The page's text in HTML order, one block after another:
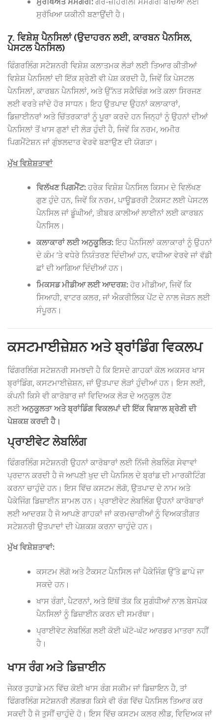
ਸੁਰੱਖਿਆ ਯਕੀਨੀ ਬਣਾਉਂਦੀ ਹੈ।
7. ਵਿਸ਼ੇਸ਼ ਪੈਨਸਿਲਾਂ (ਉਦਾਹਰਨ ਲਈ, ਕਾਰਬਨ ਪੈਨਸਿਲ,
ਪੇਸਟਲ ਪੈਨਸਿਲ)
ਫਿੰਗਰਲਿੰਗ ਸਟੇਸ਼ਨਰੀ ਵਿਸ਼ੇਸ਼ ਕਲਾਤਮਕ ਲੋੜਾਂ ਲਈ ਤਿਆਰ ਕੀਤੀਆਂ
ਵਿਸ਼ੇਸ਼ ਪੈਨਸਿਲਾਂ ਦੀ ਇੱਕ ਸ਼੍ਰੇਣੀ ਵੀ ਪੇਸ਼ ਕਰਦੀ ਹੈ, ਜਿਵੇਂ ਕਿ ਪੇਸਟਲ
ਪੈਨਸਿਲਾਂ, ਕਾਰਬਨ ਪੈਨਸਿਲਾਂ, ਅਤੇ ਉੱਨਤ ਸਕੈਚਿੰਗ ਅਤੇ ਕਲਾ ਸਿਰਜਣ
ਲਈ ਵਰਤੇ ਜਾਂਦੇ ਹੋਰ ਸਾਧਨ। ਇਹ ਉਤਪਾਦ ਉਹਨਾਂ ਕਲਾਕਾਰਾਂ,
ਡਿਜ਼ਾਈਨਰਾਂ ਅਤੇ ਚਿੱਤਰਕਾਰਾਂ ਨੂੰ ਪੂਰਾ ਕਰਦੇ ਹਨ ਜਿਨ੍ਹਾਂ ਨੂੰ ਉਹਨਾਂ ਦੀਆਂ
ਪੈਨਸਿਲਾਂ ਤੋਂ ਖਾਸ ਗੁਣਾਂ ਦੀ ਲੋੜ ਹੁੰਦੀ ਹੈ, ਜਿਵੇਂ ਕਿ ਨਰਮ, ਅਮੀਰ
ਪਿਗਮੈਂਟੇਸ਼ਨ ਜਾਂ ਗੁੰਝਲਦਾਰ ਵੇਰਵੇ ਬਣਾਉਣ ਦੀ ਯੋਗਤਾ।
ਮੁੱਖ ਵਿਸ਼ੇਸ਼ਤਾਵਾਂ
ਵਿਲੱਖਣ ਪਿਗਮੈਂਟ:ਹਰੇਕ ਵਿਸ਼ੇਸ਼ ਪੈਨਸਿਲ ਕਿਸਮ ਦੇ ਵਿਲੱਖਣ
ਗੁਣ ਹੁੰਦੇ ਹਨ, ਜਿਵੇਂ ਕਿ ਨਰਮ, ਪਾਊਡਰਰੀ ਟੈਕਸਟ ਲਈ ਪੇਸਟਲ
ਪੈਨਸਿਲ ਜਾਂ ਡੂੰਘੀਆਂ, ਤੀਬਰ ਕਾਲੀਆਂ ਲਾਈਨਾਂ ਲਈ ਕਾਰਬਨ
ਪੈਨਸਿਲ।
ਕਲਾਕਾਰਾਂ ਲਈ ਅਨੁਕੂਲਿਤ:ਇਹ ਪੈਨਸਿਲਾਂ ਕਲਾਕਾਰਾਂ ਨੂੰ ਉਹਨਾਂ
ਦੇ ਕੰਮ ‘ਤੇ ਵਧੇਰੇ ਨਿਯੰਤਰਣ ਦਿੰਦੀਆਂ ਹਨ, ਵਧੀਆ ਵੇਰਵੇ ਜਾਂ ਵੱਡੀ
ਛਾਂ ਦੀ ਆਗਿਆ ਦਿੰਦੀਆਂ ਹਨ।
ਮਿਕਸਡ ਮੀਡੀਆ ਲਈ ਆਦਰਸ਼:ਹੋਰ ਮੀਡੀਆ, ਜਿਵੇਂ ਕਿ
ਸਿਆਹੀ, ਵਾਟਰ ਕਲਰ, ਜਾਂ ਐਕਰੀਲਿਕ ਪੇਂਟ ਦੇ ਨਾਲ ਜੋੜਨ ਲਈ
ਸੰਪੂਰਨ।
ਕਸਟਮਾਈਜ਼ੇਸ਼ਨ ਅਤੇ ਬ੍ਰਾਂਡਿੰਗ ਵਿਕਲਪ
ਫਿੰਗਰਲਿੰਗ ਸਟੇਸ਼ਨਰੀ ਸਮਝਦੀ ਹੈ ਕਿ ਇਸਦੇ ਗਾਹਕਾਂ ਕੋਲ ਅਕਸਰ ਖਾਸ
ਬ੍ਰਾਂਡਿੰਗ, ਕਸਟਮਾਈਜ਼ੇਸ਼ਨ, ਜਾਂ ਉਤਪਾਦ ਲੋੜਾਂ ਹੁੰਦੀਆਂ ਹਨ। ਇਸ ਲਈ,
ਕੰਪਨੀ ਕਿਸੇ ਵੀ ਕਾਰੋਬਾਰ ਜਾਂ ਵਿਦਿਅਕ ਲੋੜ ਦੇ ਅਨੁਕੂਲ ਹੋਣ
ਲਈਅਨੁਕੂਲਤਾ ਅਤੇ ਬ੍ਰਾਂਡਿੰਗ ਵਿਕਲਪਾਂ ਦੀ ਇੱਕ ਵਿਸ਼ਾਲ ਸ਼੍ਰੇਣੀ ਦੀ
ਪੇਸ਼ਕਸ਼ ਕਰਦੀ ਹੈ।
ਪ੍ਰਾਈਵੇਟ ਲੇਬਲਿੰਗ
ਫਿੰਗਰਲਿੰਗ ਸਟੇਸ਼ਨਰੀ ਉਹਨਾਂ ਕਾਰੋਬਾਰਾਂ ਲਈ ਨਿੱਜੀ ਲੇਬਲਿੰਗ ਸੇਵਾਵਾਂ
ਪ੍ਰਦਾਨ ਕਰਦੀ ਹੈ ਜੋ ਆਪਣੀ ਖੁਦ ਦੀ ਪੈਨਸਿਲ ਦੇ ਬ੍ਰਾਂਡ ਦੀ ਮਾਰਕੀਟਿੰਗ
ਕਰਨਾ ਚਾਹੁੰਦੇ ਹਨ। ਇਸ ਵਿੱਚ ਕਸਟਮ ਲੋਗੋ, ਉਤਪਾਦ ਦੇ ਨਾਮ ਅਤੇ
ਪੈਕੇਜਿੰਗ ਡਿਜ਼ਾਈਨ ਸ਼ਾਮਲ ਹਨ। ਪ੍ਰਾਈਵੇਟ ਲੇਬਲਿੰਗ ਉਹਨਾਂ ਕਾਰੋਬਾਰਾਂ
ਲਈ ਆਦਰਸ਼ ਹੈ ਜੋ ਆਪਣੇ ਗਾਹਕਾਂ ਜਾਂ ਕਰਮਚਾਰੀਆਂ ਨੂੰ ਵਿਅਕਤੀਗਤ
ਸਟੇਸ਼ਨਰੀ ਉਤਪਾਦਾਂ ਦੀ ਪੇਸ਼ਕਸ਼ ਕਰਨਾ ਚਾਹੁੰਦੇ ਹਨ।
ਮੁੱਖ ਵਿਸ਼ੇਸ਼ਤਾਵਾਂ:
ਕਸਟਮ ਲੋਗੋ ਅਤੇ ਟੈਕਸਟ ਪੈਨਸਿਲ ਜਾਂ ਪੈਕੇਜਿੰਗ ਉੱਤੇ ਛਾਪੇ ਜਾ
ਸਕਦੇ ਹਨ।
ਖਾਸ ਰੰਗਾਂ, ਪੈਟਰਨਾਂ, ਅਤੇ ਇੱਥੋਂ ਤੱਕ ਕਿ ਸੁਗੰਧੀਆਂ ਨਾਲ ਬੇਸਪੋਕ
ਪੈਨਸਿਲਾਂ ਨੂੰ ਡਿਜ਼ਾਈਨ ਕਰਨ ਦੀ ਸਮਰੱਥਾ।
ਪ੍ਰਾਈਵੇਟ ਲੇਬਲਿੰਗ ਲਈ ਕੋਈ ਘੱਟੋ-ਘੱਟ ਆਰਡਰ ਮਾਤਰਾ ਨਹੀਂ
ਹੈ।
ਖਾਸ ਰੰਗ ਅਤੇ ਡਿਜ਼ਾਈਨ
ਜੇਕਰ ਤੁਹਾਡੇ ਮਨ ਵਿੱਚ ਕੋਈ ਖਾਸ ਰੰਗ ਸਕੀਮ ਜਾਂ ਡਿਜ਼ਾਇਨ ਹੈ, ਤਾਂ
ਫਿੰਗਰਲਿੰਗ ਸਟੇਸ਼ਨਰੀ ਲੱਗਭਗ ਕਿਸੇ ਵੀ ਰੰਗ ਵਿੱਚ ਪੈਨਸਿਲ ਤਿਆਰ ਕਰ
ਸਕਦੀ ਹੈ ਜੋ ਤੁਸੀਂ ਚਾਹੁੰਦੇ ਹੋ। ਇਸ ਵਿੱਚ ਕਸਟਮ ਕਲਰ ਲੀਡ, ਵਿਦਿਅਕ ਜਾਂ